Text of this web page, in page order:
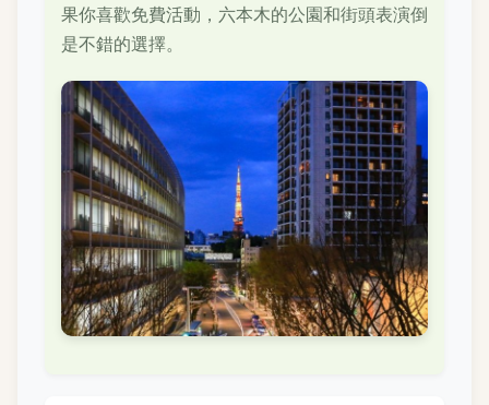
果你喜歡免費活動，六本木的公園和街頭表演倒
是不錯的選擇。